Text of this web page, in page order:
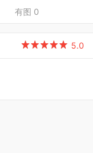
5.0

有图 0